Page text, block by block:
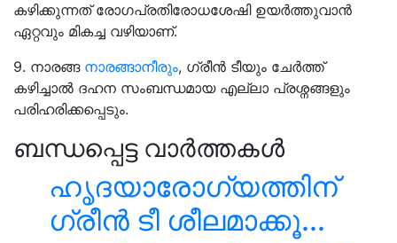
കഴിക്കുന്നത് രോഗപ്രതിരോധശേഷി ഉയർത്തുവാൻ
ഏറ്റവും മികച്ച വഴിയാണ്.
9. നാരങ്ങ നാരങ്ങാനീരും, ഗ്രീൻ ടീയും ചേർത്ത്
കഴിച്ചാൽ ദഹന സംബന്ധമായ എല്ലാ പ്രശ്നങ്ങളും
പരിഹരിക്കപ്പെടും.
ബന്ധപ്പെട്ട വാർത്തകൾ
ഹൃദയാരോഗ്യത്തിന്
ഗ്രീൻ ടീ ശീലമാക്കൂ...